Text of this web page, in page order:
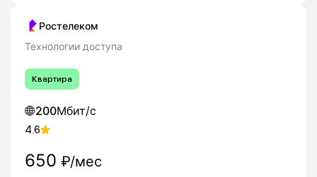
Ростелеком
Технологии доступа
Квартира
200Мбит/с
4.6
650 ₽/мес